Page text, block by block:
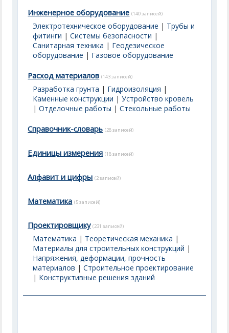
Инженерное оборудование (140 записей)
Электротехническое оборудование | Трубы и
фитинги |Системы безопасности |
Санитарная техника | Геодезическое
оборудование | Газовое оборудование
Расход материалов (143 записей)
Разработка грунта | Гидроизоляция |
Каменные конструкции |Устройство кровель
|Отделочные работы |Стекольные работы
Справочник-словарь (28 записей)
Единицы измерения (18 записей)
Алфавит и цифры (2 записей)
Математика (5 записей)
Проектировщику (231 записей)
Математика | Теоретическая механика |
Материалы для строительных конструкций |
Напряжения, деформации, прочность
материалов |Строительное проектирование
| Конструктивные решения зданий